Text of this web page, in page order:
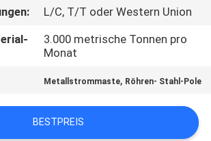
L/C, T/T oder Western Union
3.000 metrische Tonnen pro
Monat
Metallstrommaste, Röhren- Stahl-Pole
BESTPREIS